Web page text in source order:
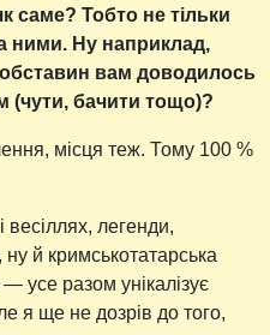
саме? Тобто не тільки
ними. Ну наприклад,
вам доводилось
(чути, бачити тощо)?
місця теж. Тому 100 %
весіллях, легенди,
й кримськотатарська
усе разом унікалізує
я ще не дозрів до того,